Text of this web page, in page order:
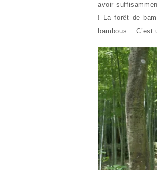
avoir
! La forêt de
bambous… C’est